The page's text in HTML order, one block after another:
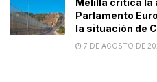
Melilla critica la
Parlamento
la situación de
7 DE AGOSTO DE